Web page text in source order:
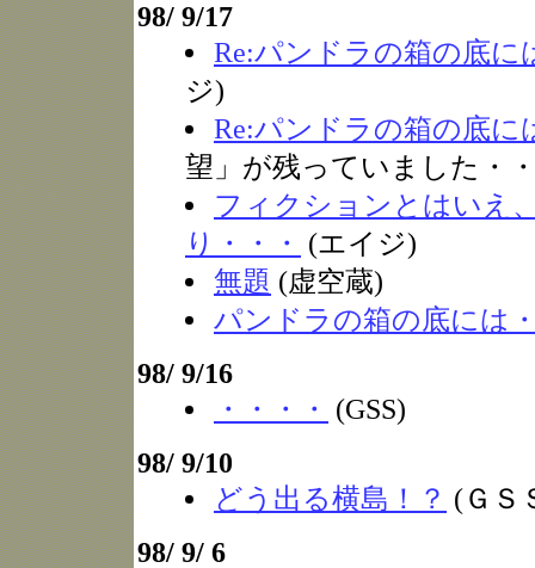
98/ 9/17
Re:パンドラの箱の底に
ジ)
Re:パンドラの箱の底に
望」が残っていました・
フィクションとはいえ
り・・・
(エイジ)
無題 (虚空蔵)
パンドラの箱の底には
98/ 9/16
・・・・
(GSS)
98/ 9/10
どう出る横島！？ (ＧＳ
98/ 9/ 6